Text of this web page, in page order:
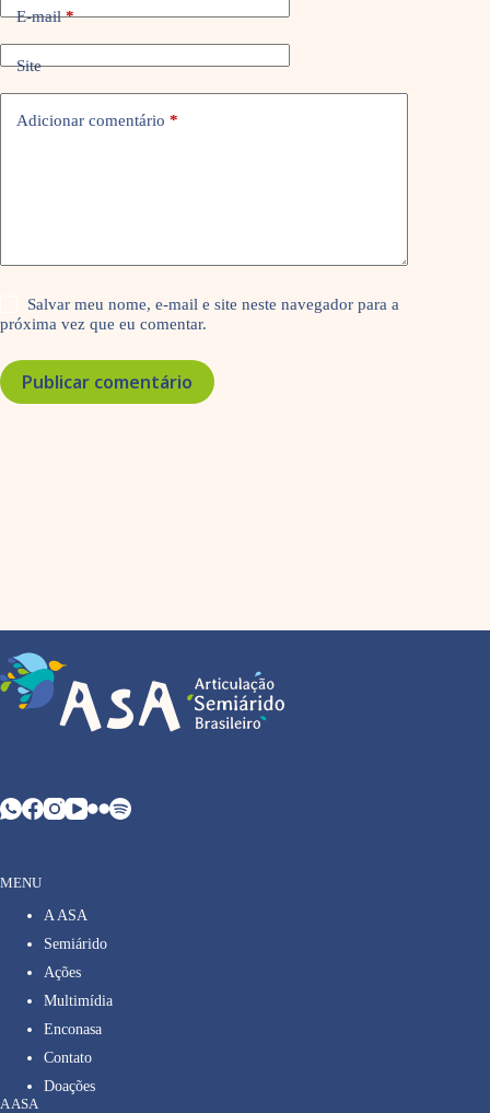
E-mail*
Site
Adicionar comentário *
Salvar meu nome, e-mail e site neste navegador para a
próxima vez que eu comentar.
Publicar comentário
MENU
A ASA
Semiárido
Ações
Multimídia
Enconasa
Contato
Doações
A ASA